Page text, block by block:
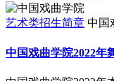
艺术类招生简章 中国
中国戏曲学院2022年